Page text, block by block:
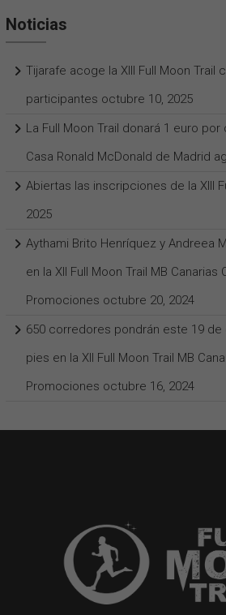
Noticias
Tijarafe acoge la XIII Full Moon Trail
participantes octubre 10, 2025
La Full Moon Trail donará 1 euro
Casa Ronald McDonald de Madrid
Abiertas las inscripciones de la XIII
2025
Aythami Brito Henríquez y Andreea
en la XII Full Moon Trail MB
Promociones octubre 20, 2024
650 corredores pondrán este 19 de
pies en la XII Full Moon Trail MB
Promociones octubre 16, 2024